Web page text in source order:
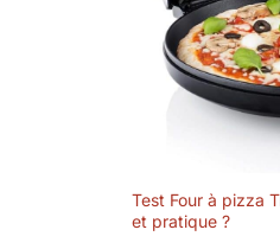
Test Four à pizza
et pratique ?